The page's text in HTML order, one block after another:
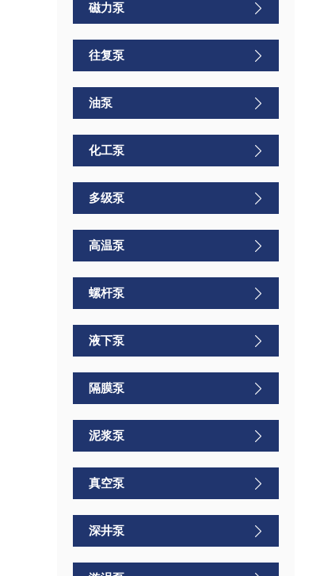
磁力泵
往复泵
油泵
化工泵
多级泵
高温泵
螺杆泵
液下泵
隔膜泵
泥浆泵
真空泵
深井泵